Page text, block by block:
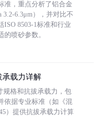
准，重点分析了铝合金
3.2-6.3μm），并对比不
ISO 8503-1标准和行业
喷砂参数。
承载力详解
规格和抗拔承载力，包
依据专业标准（如《混
）提供抗拔承载力计算